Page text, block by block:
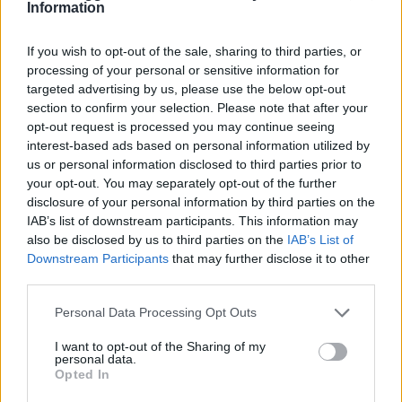
Information
If you wish to opt-out of the sale, sharing to third parties, or
processing of your personal or sensitive information for
targeted advertising by us, please use the below opt-out
section to confirm your selection. Please note that after your
opt-out request is processed you may continue seeing
interest-based ads based on personal information utilized by
us or personal information disclosed to third parties prior to
your opt-out. You may separately opt-out of the further
disclosure of your personal information by third parties on the
IAB’s list of downstream participants. This information may
also be disclosed by us to third parties on the IAB’s List of
Downstream Participants that may further disclose it to other
Please note that this website/app uses one or more Google
not limited to your visit or usage behaviour. You may click to
grant or deny consent to Google and its third-party tags to
use your data for below specified purposes in below Google
Personal Data Processing Opt Outs
I want to opt-out of the Sharing of my
personal data.
Opted In
amate dell’estate 2026
Nuovi posti auto in via La Marmora, parcheggio
provvisorio a La Maddalena
Allarme truffe a Berchidda, falsi incaricati
bussano alle porte
Notre-Dame de Paris conquista Olbia, la prima
al Molo Brin è un successo
conducente